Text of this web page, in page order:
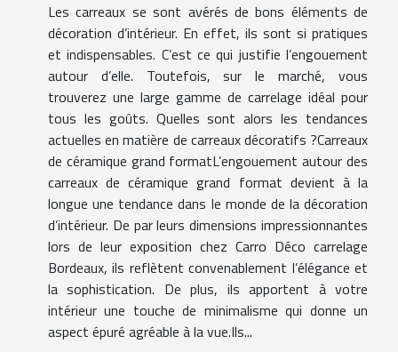
Les carreaux se sont avérés de bons éléments de
décoration d’intérieur. En effet, ils sont si pratiques
et indispensables. C’est ce qui justifie l’engouement
autour d’elle. Toutefois, sur le marché, vous
trouverez une large gamme de carrelage idéal pour
tous les goûts. Quelles sont alors les tendances
actuelles en matière de carreaux décoratifs ?Carreaux
de céramique grand formatL’engouement autour des
carreaux de céramique grand format devient à la
longue une tendance dans le monde de la décoration
d’intérieur. De par leurs dimensions impressionnantes
lors de leur exposition chez Carro Déco carrelage
Bordeaux, ils reflètent convenablement l’élégance et
la sophistication. De plus, ils apportent à votre
intérieur une touche de minimalisme qui donne un
aspect épuré agréable à la vue.Ils...